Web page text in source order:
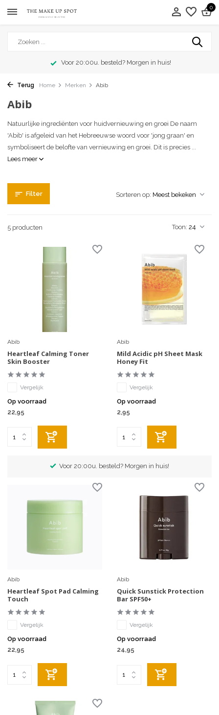
0
Voor 20:00u. besteld? Morgen in huis!
Terug Home Merken Abib
Abib
Natuurlijke ingrediënten voor huidvernieuwing en groei De naam
'Abib' is afgeleid van het Hebreeuwse woord voor 'jong graan' en
symboliseert de belofte van vernieuwing en groei. Dit is precies ...
Lees meer
Filter
5 producten Toon:
Sorteren op:
Abib
Heartleaf Calming Toner
Skin Booster
Vergelijk
Op voorraad
22,95
Abib
Mild Acidic pH Sheet Mask
Honey Fit
Vergelijk
Op voorraad
2,95
Voor 20:00u. besteld? Morgen in huis!
Abib
Heartleaf Spot Pad Calming
Touch
Vergelijk
Op voorraad
22,95
Abib
Quick Sunstick Protection
Bar SPF50+
Vergelijk
Op voorraad
24,95